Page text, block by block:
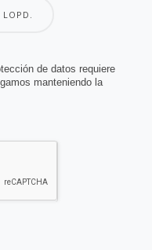
LOPD.
de datos requiere
manteniendo la